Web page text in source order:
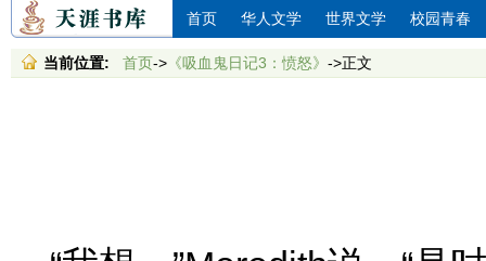
首页 华人文学 世界文学 校园青春
当前位置: 首页-> 《吸血鬼日记3：愤怒》 ->正文